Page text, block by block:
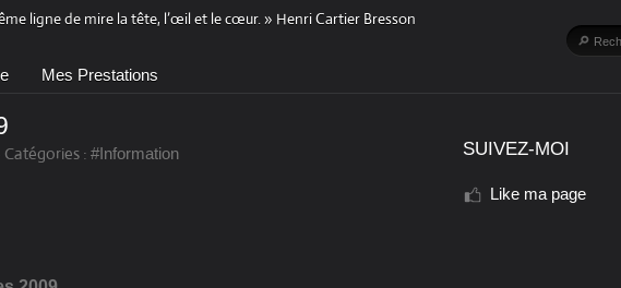
ligne de mire la tête, l’œil et le cœur. » Henri Cartier Bresson
Mes Prestations
Catégories : #Information SUIVEZ-MOI
Like ma page